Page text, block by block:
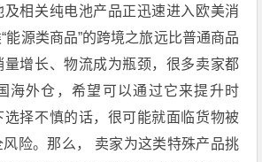
及相关纯电池产品正迅速进入欧美消
能源类商品”的跨境之旅远比普通商品
增长、物流成为瓶颈，很多卖家都
海外仓，希望可以通过它来提升时
选择不慎的话，很可能就面临货物被
险。那么， 卖家为这类特殊产品挑